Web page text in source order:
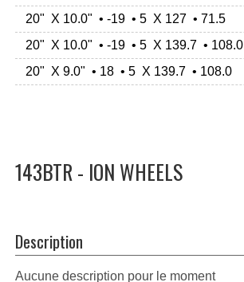
20" X 10.0" • -19 • 5 X 127 • 71.5
20" X 10.0" • -19 • 5 X 139.7 • 108.0
20" X 9.0" • 18 • 5 X 139.7 • 108.0
143BTR - ION WHEELS
Description
Aucune description pour le moment